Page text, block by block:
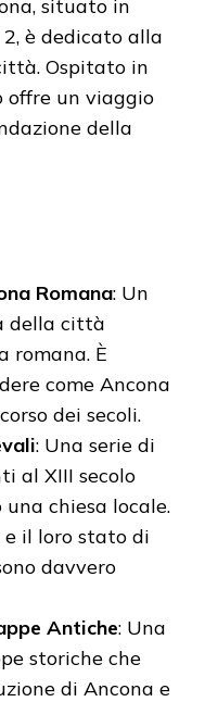
situato in
è dedicato alla
Ospitato in
offre un viaggio
della
Romana: Un
della città
romana. È
come Ancona
dei secoli.
: Una serie di
al XIII secolo
chiesa locale.
e il loro stato di
davvero
Antiche: Una
storiche che
di Ancona e